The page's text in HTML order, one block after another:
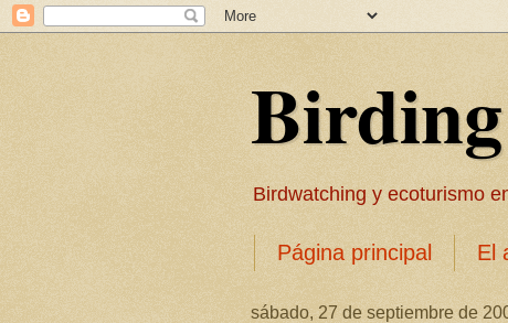
Birdwatching y ecoturismo
Página principal El
sábado, 27 de septiembre de